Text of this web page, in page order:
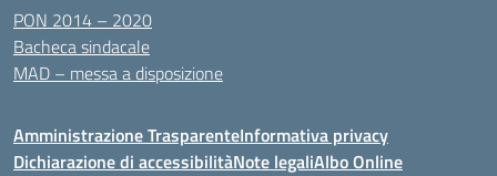
PON 2014 – 2020
Bacheca sindacale
MAD – messa a disposizione
Amministrazione TrasparenteInformativa privacy
Dichiarazione di accessibilitàNote legaliAlbo Online